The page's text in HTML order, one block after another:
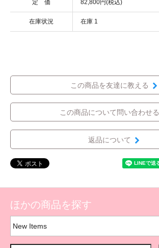
定 価 82,800円(税込)
在庫状況 在庫 1
この商品を友達に教える
この商品について問い合わせる
返品について
ほかの商品を探す